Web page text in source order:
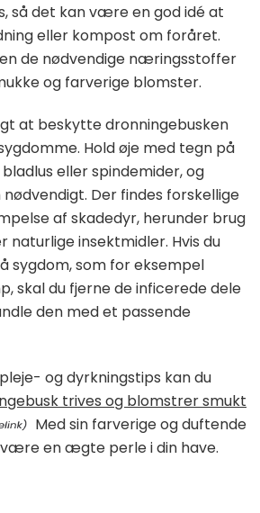
så det kan være en god idé at
eller kompost om foråret.
de nødvendige næringsstoffer
og farverige blomster.
at beskytte dronningebusken
Hold øje med tegn på
eller spindemider, og
Der findes forskellige
af skadedyr, herunder brug
insektmidler. Hvis du
som for eksempel
skal du fjerne de inficerede dele
den med et passende
og dyrkningstips kan du
trives og blomstrer smukt
Med sin farverige og duftende
en ægte perle i din have.